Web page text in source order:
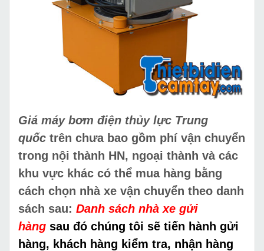
Giá máy bơm điện thủy lực Trung
quốc trên chưa bao gồm phí vận chuyển
trong nội thành HN, ngoại thành và các
khu vực khác có thể mua hàng bằng
cách chọn nhà xe vận chuyển theo danh
sách sau: Danh sách nhà xe gửi
hàng sau đó chúng tôi sẽ tiến hành gửi
hàng, khách hàng kiểm tra, nhận hàng